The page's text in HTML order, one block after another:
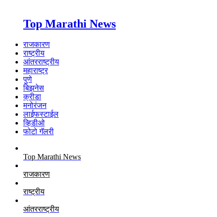
Top Marathi News
राजकारण
राष्ट्रीय
आंतरराष्ट्रीय
महाराष्ट्र
पुणे
बिझनेस
क्रीडा
मनोरंजन
लाईफस्टाईल
व्हिडीओ
फोटो गॅलरी
Top Marathi News
राजकारण
राष्ट्रीय
आंतरराष्ट्रीय